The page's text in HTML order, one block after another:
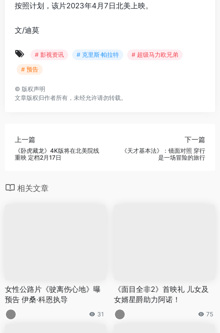
按照计划，该片2023年4月7日北美上映。
文/迪莫
# 影视资讯 # 克里斯·帕拉特
# 超级马力欧兄弟
# 预告
© 版权声明
文章版权归作者所有，未经允许请勿转载。
上一篇
《卧虎藏龙》4K版将在北美院线
重映 定档2月17日
下一篇
《天才基本法》：镜面对照 穿行
是一场冒险的旅行
相关文章
女性公路片《驶离伤心地》曝
预告 伊桑·科恩执导
31
《面目全非2》首映礼 儿女及
女婿星爵助力阿诺！
75